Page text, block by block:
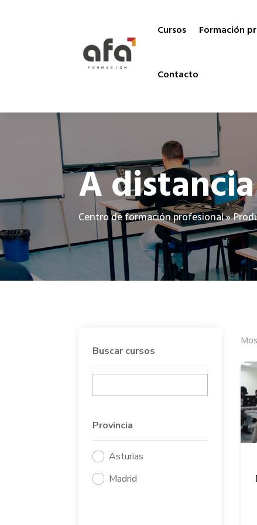
Cursos Formación
Contacto
A distancia
Centro de formación profesional»
Buscar cursos
Provincia
Asturias
Madrid